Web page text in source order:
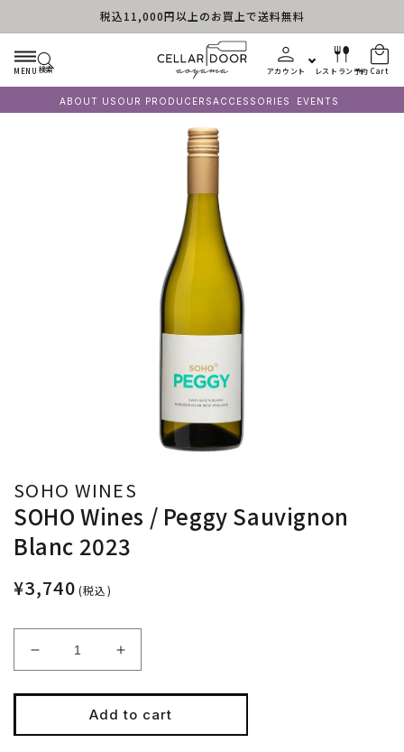
Skip to content税込11,000円以上のお買上で送料無料
MENU 検索 アカウント レストラン予約 Cart
ABOUT US OUR PRODUCERSACCESSORIES EVENTS
SOHO WINES
SOHO Wines / Peggy Sauvignon
Blanc 2023
¥3,740 (税込)
Decrease
quantity
for
Wines
Increase
quantity
for
SOHO
Wines
Add to cart